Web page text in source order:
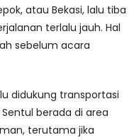
atau Bekasi, lalu tiba
terlalu jauh. Hal
sebelum acara
didukung transportasi
berada di area
terutama jika